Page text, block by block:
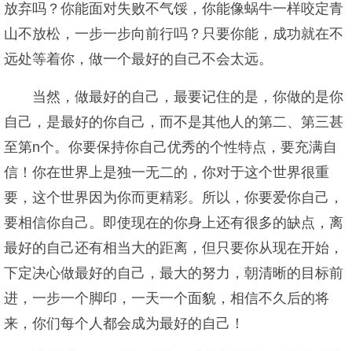
放弃吗？你能面对失败不气馁，你能像蜗牛一样咬定青
山不放松，一步一步向前行吗？只要你能，成功就在不
远处等着你，做一个最好的自己不会太远。
当然，做最好的自己，最要记住的是，你做的是你
自己，是最好的你自己，而不是其他人的第二、第三甚
至第n个。你要保持你自己优秀的个性特点，要充满自
信！你在世界上是独一无二的，你对于这个世界很重
要，这个世界因为你而更精彩。所以，你要爱你自己，
要相信你自己。即使现在的你身上还有很多的缺点，离
最好的自己还有相当大的距离，但只要你从现在开始，
下定决心做最好的自己，最大的努力，朝清晰的目标前
进，一步一个脚印，一天一个面貌，相信不久后的将
来，你们每个人都会成为最好的自己！